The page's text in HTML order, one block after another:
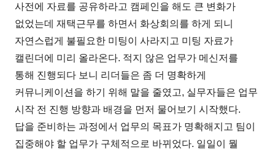
사전에 자료를 공유하라고 캠페인을 해도 큰 변화가
없었는데 재택근무를 하면서 화상회의를 하게 되니
자연스럽게 불필요한 미팅이 사라지고 미팅 자료가
캘린더에 미리 올라온다. 적지 않은 업무가 메신저를
통해 진행되다 보니 리더들은 좀 더 명확하게
커뮤니케이션을 하기 위해 말을 줄였고, 실무자들은 업무
시작 전 진행 방향과 배경을 먼저 물어보기 시작했다.
답을 준비하는 과정에서 업무의 목표가 명확해지고 팀이
집중해야 할 업무가 구체적으로 바뀌었다. 일일이 뭘